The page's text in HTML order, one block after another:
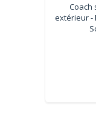
Coach
extérieur -